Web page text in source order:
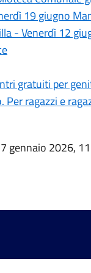
19 giugno
- Venerdì 12
gratuiti per
ragazzi e
gennaio 2026,